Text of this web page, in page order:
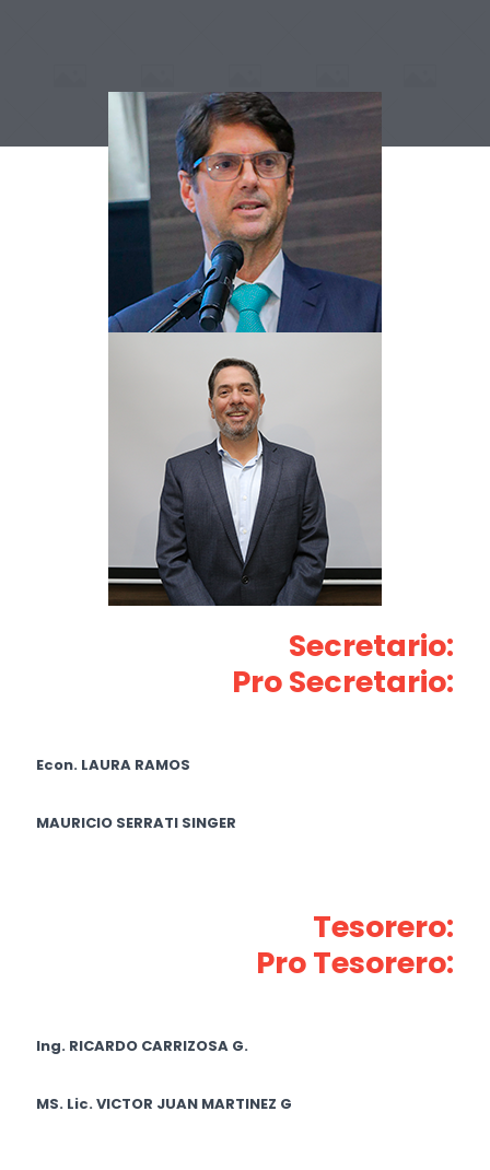
Secretario:
Pro Secretario:
Econ. LAURA RAMOS
MAURICIO SERRATI SINGER
Tesorero:
Pro Tesorero:
Ing. RICARDO CARRIZOSA G.
MS. Lic. VICTOR JUAN MARTINEZ G